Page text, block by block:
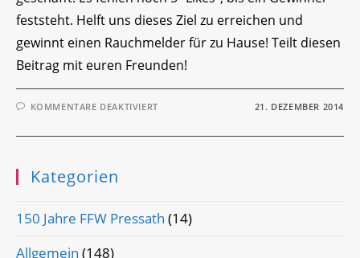
feststeht. Helft uns dieses Ziel zu erreichen und
gewinnt einen Rauchmelder für zu Hause! Teilt diesen
Beitrag mit euren Freunden!
KOMMENTARE DEAKTIVIERTFÜR 21. DEZEMBER 2014
Kategorien
150 Jahre FFW Pressath (14)
Allgemein (148)